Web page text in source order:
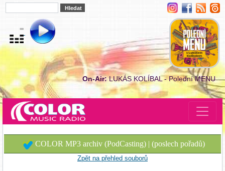
On-Air:LUKÁS KOLÍBAL - Polední MENU
COLOR MP3 archiv (PodCasting) | (poslech pořadů)
Zpět na přehled souborů